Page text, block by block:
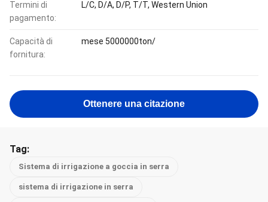
Termini di
pagamento:
L/C, D/A, D/P, T/T, Western Union
Capacità di
fornitura:
mese 5000000ton/
Ottenere una citazione
Tag:
Sistema di irrigazione a goccia in serra
sistema di irrigazione in serra